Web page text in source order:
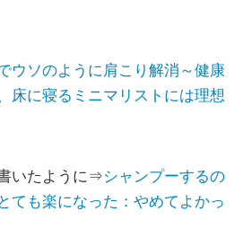
ウソのように肩こり解消～健康
床に寝るミニマリストには理想
いたように⇒シャンプーするの
ても楽になった：やめてよかっ